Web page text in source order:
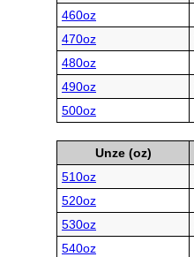
460oz
470oz
480oz
490oz
500oz
Unze (oz)
510oz
520oz
530oz
540oz